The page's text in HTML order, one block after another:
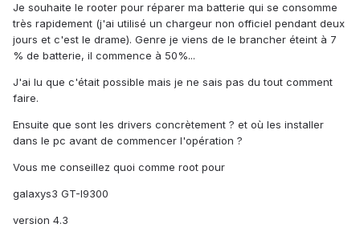
Je souhaite le rooter pour réparer ma batterie qui se consomme
très rapidement (j'ai utilisé un chargeur non officiel pendant deux
jours et c'est le drame). Genre je viens de le brancher éteint à 7
% de batterie, il commence à 50%...
J'ai lu que c'était possible mais je ne sais pas du tout comment
faire.
Ensuite que sont les drivers concrètement ? et où les installer
dans le pc avant de commencer l'opération ?
Vous me conseillez quoi comme root pour
galaxys3 GT-I9300
version 4.3